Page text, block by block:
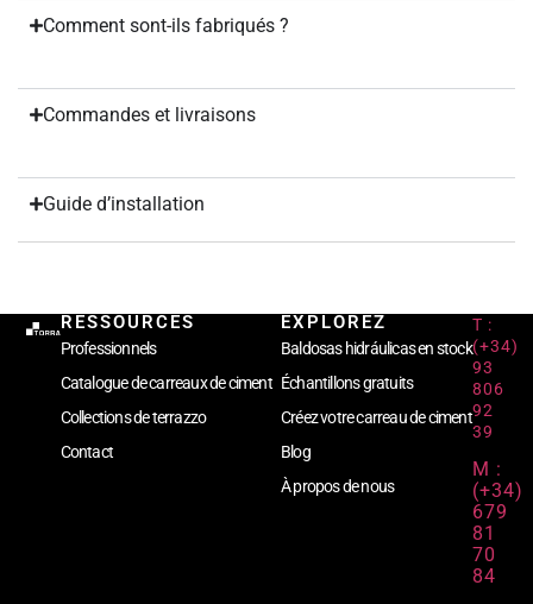
Comment sont-ils fabriqués ?
Commandes et livraisons
Guide d’installation
RESSOURCES
Professionnels
Catalogue de carreaux de ciment
Collections de terrazzo
Contact
EXPLOREZ
Baldosas hidráulicas en stock
Échantillons gratuits
Créez votre carreau de ciment
Blog
À propos de nous
T :
(+34)
93
806
92
39
M :
(+34)
679
81
70
84